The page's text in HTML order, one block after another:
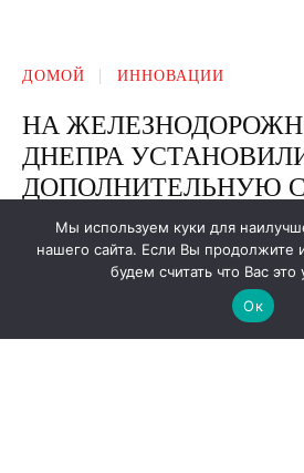
Мы используем куки для
нашего сайта. Если Вы продолжите
будем считать что Вас это
Ок